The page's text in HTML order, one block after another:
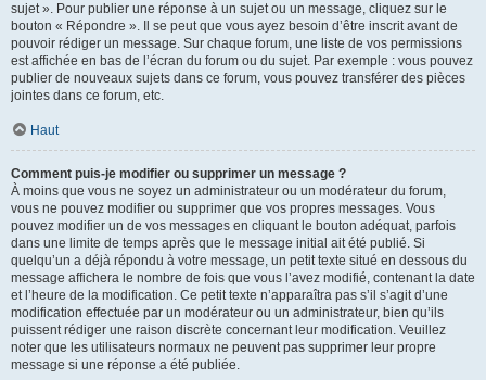
sujet ». Pour publier une réponse à un sujet ou un message, cliquez sur le
bouton « Répondre ». Il se peut que vous ayez besoin d’être inscrit avant de
pouvoir rédiger un message. Sur chaque forum, une liste de vos permissions
est affichée en bas de l’écran du forum ou du sujet. Par exemple : vous pouvez
publier de nouveaux sujets dans ce forum, vous pouvez transférer des pièces
jointes dans ce forum, etc.
Haut
Comment puis-je modifier ou supprimer un message ?
À moins que vous ne soyez un administrateur ou un modérateur du forum,
vous ne pouvez modifier ou supprimer que vos propres messages. Vous
pouvez modifier un de vos messages en cliquant le bouton adéquat, parfois
dans une limite de temps après que le message initial ait été publié. Si
quelqu’un a déjà répondu à votre message, un petit texte situé en dessous du
message affichera le nombre de fois que vous l’avez modifié, contenant la date
et l’heure de la modification. Ce petit texte n’apparaîtra pas s’il s’agit d’une
modification effectuée par un modérateur ou un administrateur, bien qu’ils
puissent rédiger une raison discrète concernant leur modification. Veuillez
noter que les utilisateurs normaux ne peuvent pas supprimer leur propre
message si une réponse a été publiée.